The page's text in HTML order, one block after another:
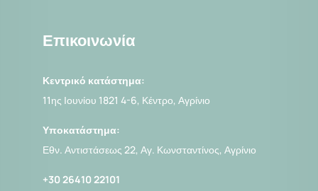
Επικοινωνία
Κεντρικό κατάστημα:
11ης Ιουνίου 1821 4-6, Κέντρο, Αγρίνιο
Υποκατάστημα:
Εθν. Αντιστάσεως 22, Αγ. Κωνσταντίνος, Αγρίνιο
+30 26410 22101